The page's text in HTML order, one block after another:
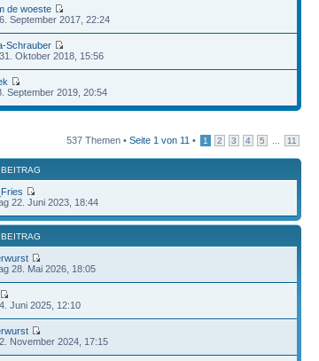
de woeste
September 2017, 22:24
Schrauber
Oktober 2018, 15:56
September 2019, 20:54
537 Themen • Seite 1 von 11 • 1 2 3 4 5 11
22. Juni 2023, 18:44
28. Mai 2026, 18:05
Juni 2025, 12:10
November 2024, 17:15